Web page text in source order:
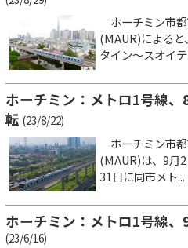
ホーチミン市
(MAUR)による
タイン～スオイテ
ホーチミン：メトロ1号線
転 (23/8/22)
ホーチミン市
(MAUR)は、9月
31日に同市メト...
ホーチミン：メトロ1号線
(23/6/16)